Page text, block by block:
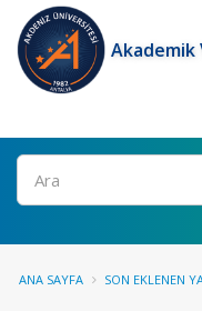
Akademik
Ara
ANA SAYFA SON EKLENEN